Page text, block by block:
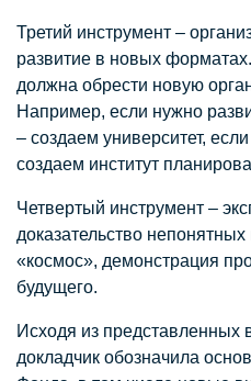
Третий инструмент –
развитие в новых
должна обрести новую
Например, если нужно
– создаем университет,
создаем институт
Четвертый инструмент –
доказательство
«космос», демонстрация
будущего.
Исходя из представленных
докладчик обозначила